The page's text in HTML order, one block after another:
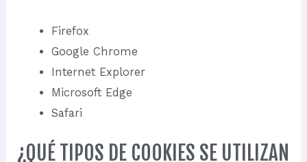
Firefox
Google Chrome
Internet Explorer
Microsoft Edge
Safari
¿QUÉ TIPOS DE COOKIES SE UTILIZAN